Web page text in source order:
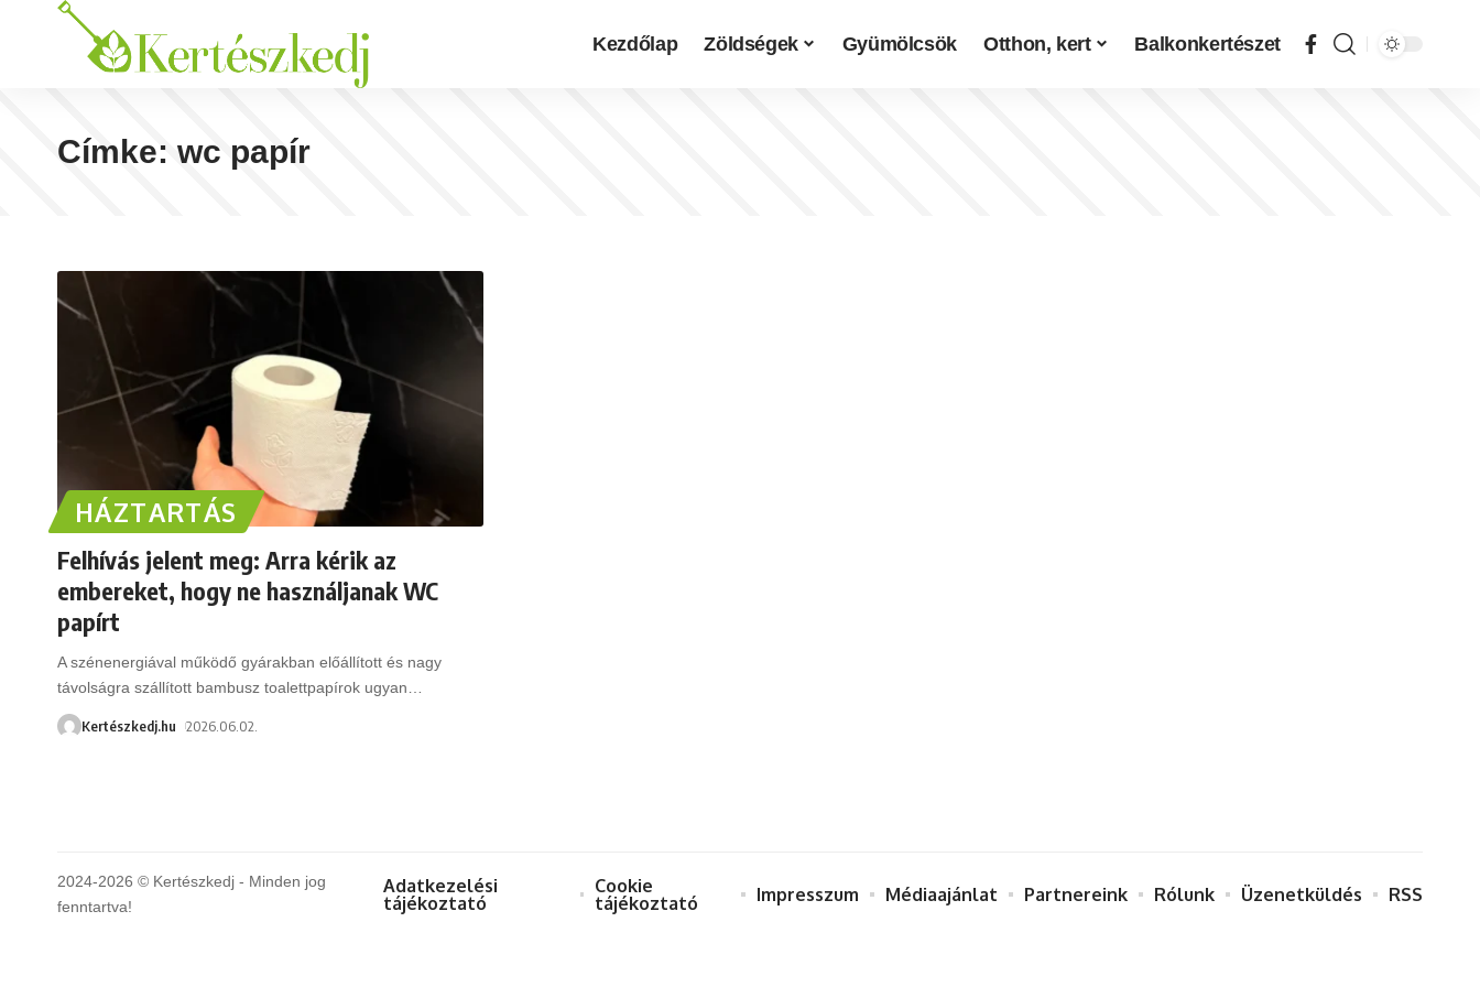
Kezdőlap Zöldségek Gyümölcsök Otthon, kert Balkonkertészet
Címke: wc papír
HÁZTARTÁS
Felhívás jelent meg: Arra kérik az
embereket, hogy ne használjanak WC
papírt
A szénenergiával működő gyárakban előállított és nagy
távolságra szállított bambusz toalettpapírok ugyan
Kertészkedj.hu 2026.06.02.
2024-2026 © Kertészkedj - Minden jog
fenntartva!
Adatkezelési
tájékoztató
Cookie
tájékoztató
Impresszum Médiaajánlat Partnereink Rólunk Üzenetküldés RSS